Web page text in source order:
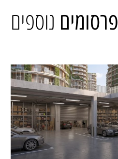
פרסומים נוספים